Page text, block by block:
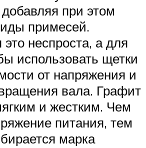
при этом
примесей.
это неспроста, а для
использовать щетки
от напряжения и
вала. Графит
и жестким. Чем
питания, тем
марка